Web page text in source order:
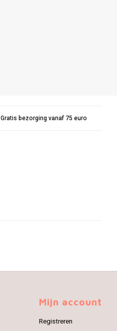
Gratis bezorging vanaf 75 euro
Mijn account
Registreren